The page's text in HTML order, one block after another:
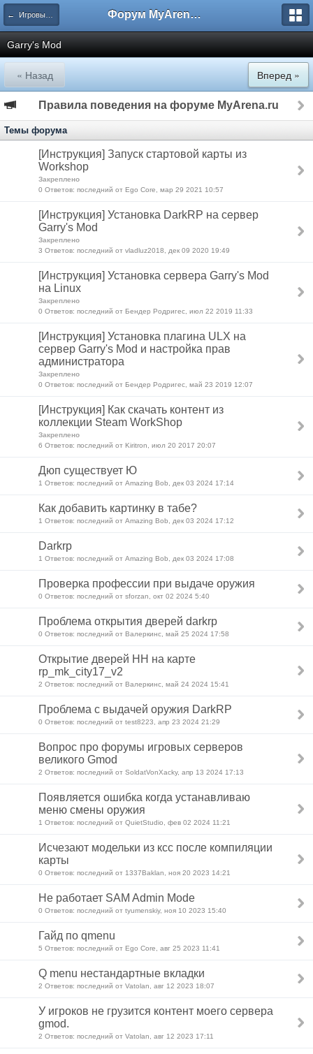
← Игровые сервера Форум MyArena.ru
Garry's Mod
« Назад Вперед »
Правила поведения на форуме MyArena.ru
Темы форума
[Инструкция] Запуск стартовой карты из
Workshop
Закреплено
0 Ответов: последний от Ego Core, мар 29 2021 10:57
[Инструкция] Установка DarkRP на сервер
Garry's Mod
Закреплено
3 Ответов: последний от vladluz2018, дек 09 2020 19:49
[Инструкция] Установка сервера Garry's Mod
на Linux
Закреплено
0 Ответов: последний от Бендер Родригес, июл 22 2019 11:33
[Инструкция] Установка плагина ULX на
сервер Garry's Mod и настройка прав
администратора
Закреплено
0 Ответов: последний от Бендер Родригес, май 23 2019 12:07
[Инструкция] Как скачать контент из
коллекции Steam WorkShop
Закреплено
6 Ответов: последний от Kiritron, июл 20 2017 20:07
Дюп существует Ю
1 Ответов: последний от Amazing Bob, дек 03 2024 17:14
Как добавить картинку в табе?
1 Ответов: последний от Amazing Bob, дек 03 2024 17:12
Darkrp
1 Ответов: последний от Amazing Bob, дек 03 2024 17:08
Проверка профессии при выдаче оружия
0 Ответов: последний от sforzan, окт 02 2024 5:40
Проблема открытия дверей darkrp
0 Ответов: последний от Валеркинс, май 25 2024 17:58
Открытие дверей НН на карте
rp_mk_city17_v2
2 Ответов: последний от Валеркинс, май 24 2024 15:41
Проблема с выдачей оружия DarkRP
0 Ответов: последний от test8223, апр 23 2024 21:29
Вопрос про форумы игровых серверов
великого Gmod
2 Ответов: последний от SoldatVonXacky, апр 13 2024 17:13
Появляется ошибка когда устанавливаю
меню смены оружия
1 Ответов: последний от QuietStudio, фев 02 2024 11:21
Исчезают модельки из ксс после компиляции
карты
0 Ответов: последний от 1337Baklan, ноя 20 2023 14:21
Не работает SAM Admin Mode
0 Ответов: последний от tyumenskiy, ноя 10 2023 15:40
Гайд по qmenu
5 Ответов: последний от Ego Core, авг 25 2023 11:41
Q menu нестандартные вкладки
2 Ответов: последний от Vatolan, авг 12 2023 18:07
У игроков не грузится контент моего сервера
gmod.
2 Ответов: последний от Vatolan, авг 12 2023 17:11